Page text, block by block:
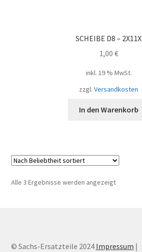
SCHEIBE D8 – 2X11X
1,00 €
inkl. 19 % MwSt.
zzgl. Versandkosten
In den Warenkorb
Alle 3 Ergebnisse werden angezeigtNach
© Sachs-Ersatzteile 2024 Impressum |